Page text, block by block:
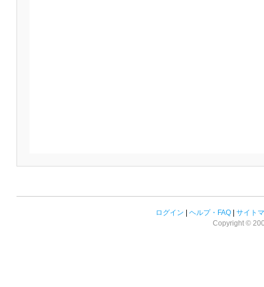
ログイン ヘルプ・FAQ
サイト
Copyright ©